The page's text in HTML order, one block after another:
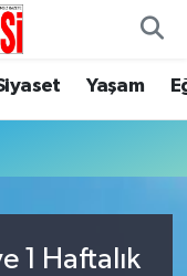
Yaşam
1 Haftalık